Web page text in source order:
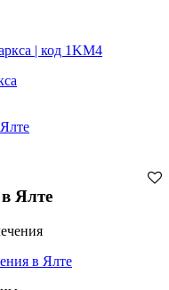
Ялте
в Ялте